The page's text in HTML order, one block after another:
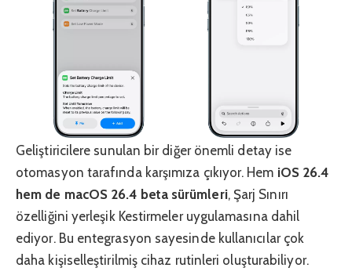
Geliştiricilere sunulan bir diğer önemli detay ise
otomasyon tarafında karşımıza çıkıyor. Hem iOS 26.4
hem de macOS 26.4 beta sürümleri, Şarj Sınırı
özelliğini yerleşik Kestirmeler uygulamasına dahil
ediyor. Bu entegrasyon sayesinde kullanıcılar çok
daha kişiselleştirilmiş cihaz rutinleri oluşturabiliyor.